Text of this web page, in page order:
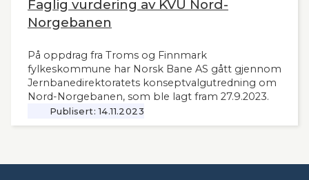
Faglig vurdering av KVU Nord-
Norgebanen
På oppdrag fra Troms og Finnmark
fylkeskommune har Norsk Bane AS gått gjennom
Jernbanedirektoratets konseptvalgutredning om
Nord-Norgebanen, som ble lagt fram 27.9.2023.
Publisert: 14.11.2023